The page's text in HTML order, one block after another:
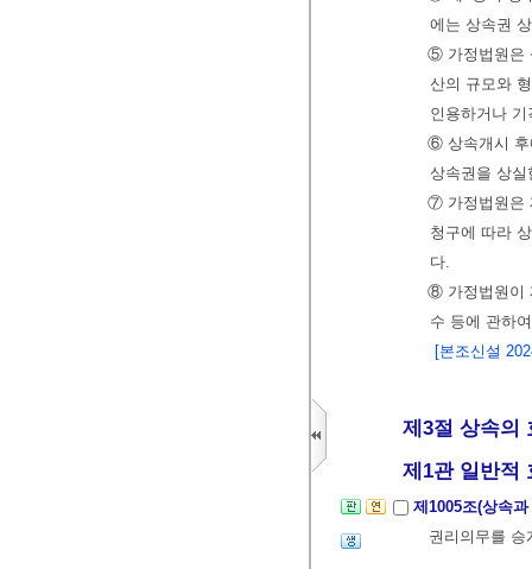
에는 상속권
⑤ 가정법원은
산의 규모와
인용하거나
⑥ 상속개시 후
상속권을 상
⑦ 가정법원은
청구에 따라
다.
⑧ 가정법원이
수 등에 관하
[본조신설
제3절 상속의
제1관 일반적
제1005조(상속
권리의무를